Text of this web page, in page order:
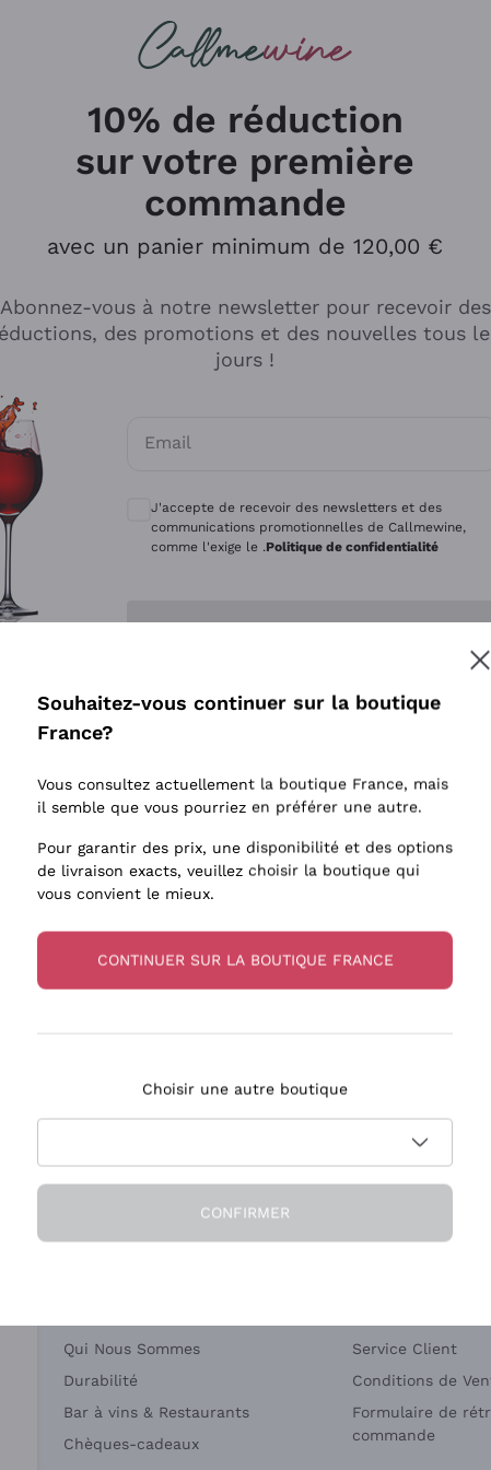
Explorer le catalogue
Producteurs
Mascarello Bartolo
Rinaldi Giuseppe
Tenuta San Leonardo
Alessandra Divella
Sedilesu
Ceretto
Les
Levures
Vins
Vins
Vins
en 2-4 jours
en France
Paiement
en 3 fois
Qui Nous Sommes
Durabilité
Bar à vins & Restaurants
Chèques-cadeaux
Service Client
Conditions de
Formulaire de
commande
10% de réduction
sur votre première
commande
avec un panier minimum de 120,00 €
Abonnez-vous à notre newsletter pour recevoir des
des promotions et des nouvelles tous
jours !
Email
Consentements optionnels pour recevoir
J'accepte de recevoir des newsletters et des
communications promotionnelles de Callmewine,
comme l'exige le .Politique de confidentialité
Enregistre-moi
plus d'informations, veuillez lire notrePolitique de confidentialité
Souhaitez-vous continuer sur la boutique
France?
Vous consultez actuellement la boutique France, mais
il semble que vous pourriez en préférer une autre.
Pour garantir des prix, une disponibilité et des options
de livraison exacts, veuillez choisir la boutique qui
vous convient le mieux.
CONTINUER SUR LA BOUTIQUE FRANCE
Choisir une autre boutique
CONFIRMER